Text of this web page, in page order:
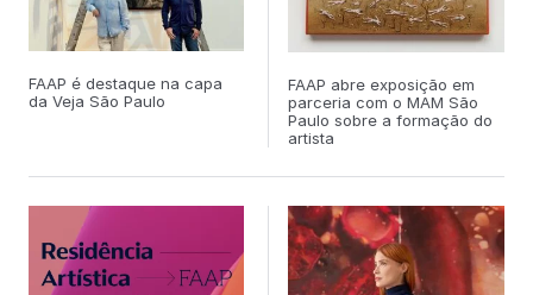
FAAP é destaque na capa
da Veja São Paulo
FAAP abre exposição em
parceria com o MAM São
Paulo sobre a formação do
artista